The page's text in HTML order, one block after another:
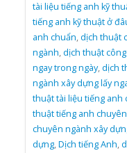
tài liệu tiếng anh kỹ
tiếng anh kỹ thuật ở
anh chuẩn,dịch thuật
ngành,dịch thuật
ngay trong ngày,dịch
ngành xây dựng lấy
thuật tài liệu tiếng anh
thuật tiếng anh
chuyên ngành xây
dựng,Dịch tiếng Anh,